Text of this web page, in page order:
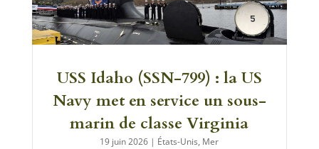
USS Idaho (SSN-799) : la US
Navy met en service un sous-
marin de classe Virginia
19 juin 2026 | États-Unis, Mer